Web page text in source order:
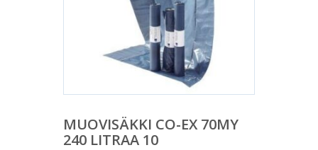
MUOVISÄKKI CO-EX 70MY
240 LITRAA 10